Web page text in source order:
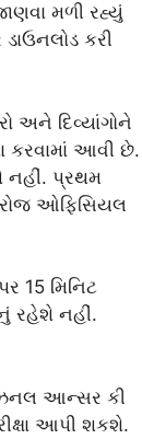
મળી રહ્યું
કરી
અને દિવ્યાંગોને
કરવામાં આવી છે.
નહીં. પ્રથમ
ઓફિસિયલ
15 મિનિટ
રહેશે નહીં.
આન્સર કી
આપી શકશે.